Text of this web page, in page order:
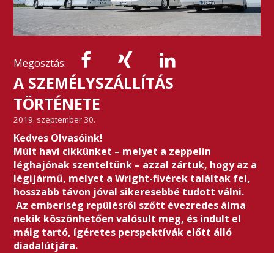
Megosztás:
A SZEMÉLYSZÁLLÍTÁS
TÖRTÉNETE
2019. szeptember 30.
Kedves Olvasóink!
Múlt havi cikkünket – melyet a zeppelin
léghajónak szenteltünk – azzal zártuk, hogy az a
légijármű, melyet a Wright-fivérek találtak fel,
hosszabb távon jóval sikeresebbé tudott válni.
Az emberiség repülésről szőtt évezredes álma
nekik köszönhetően valósult meg, és indult el
máig tartó, ígéretes perspektívák előtt álló
diadalútjára.